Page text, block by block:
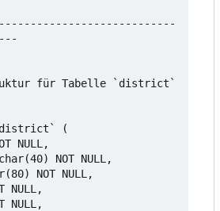
für Tabelle `district`
`district` (
NULL,
NOT NULL,
NOT NULL,
NULL,